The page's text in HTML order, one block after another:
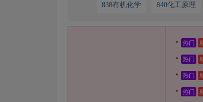
838有机化学 840化工原理
热门
热门
热门
热门